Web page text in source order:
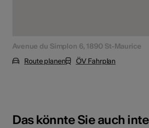
Avenue du Simplon 6, 1890 St-Maurice
Route planen
ÖV Fahrplan
Das könnte Sie auch